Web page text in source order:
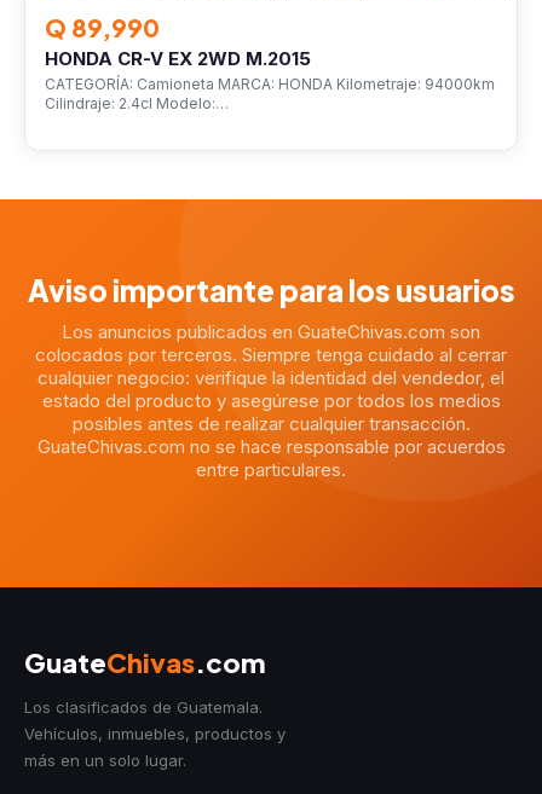
Q 89,990
HONDA CR-V EX 2WD M.2015
CATEGORÍA: Camioneta MARCA: HONDA Kilometraje: 94000km
Cilindraje: 2.4cl Modelo:…
Aviso importante para los usuarios
Los anuncios publicados en GuateChivas.com son
colocados por terceros. Siempre tenga cuidado al cerrar
cualquier negocio: verifique la identidad del vendedor, el
estado del producto y asegúrese por todos los medios
posibles antes de realizar cualquier transacción.
GuateChivas.com no se hace responsable por acuerdos
entre particulares.
GuateChivas.com
Los clasificados de Guatemala.
Vehículos, inmuebles, productos y
más en un solo lugar.